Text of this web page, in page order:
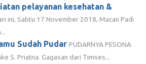
pelayanan kesehatan &
ini, Sabtu 17 November 2018, Macan Padi
Sudah Pudar PUDARNYA PESONA
S. Priatna. Gagasan dari Timses...